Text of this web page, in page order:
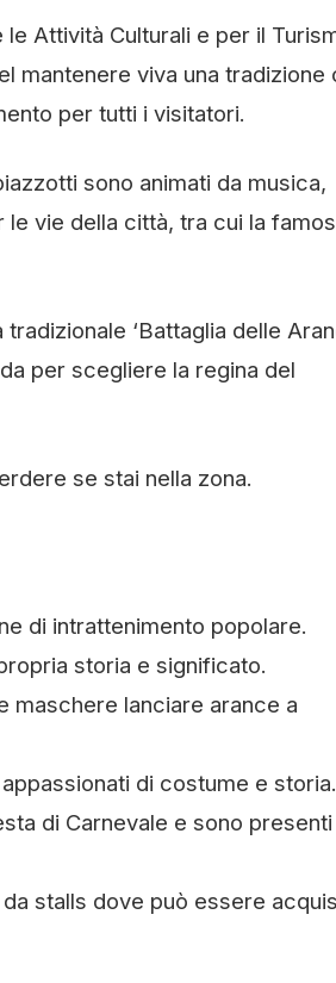
Attività Culturali e per il
mantenere viva una tradizione
per tutti i visitatori.
sono animati da musica,
vie della città, tra cui la
‘Battaglia delle
per scegliere la regina del
se stai nella zona.
di intrattenimento popolare.
storia e significato.
maschere lanciare arance a
di costume e storia.
di Carnevale e sono presenti
stalls dove può essere